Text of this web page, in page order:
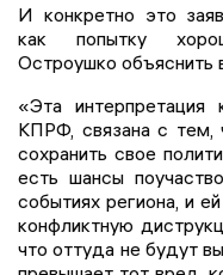
И конкретно это
как попытку
Остроушко объяснить
«Эта
КПРФ, связана с тем,
сохранить свое
есть шансы
событиях региона, и
конфликтную
что оттуда не будут